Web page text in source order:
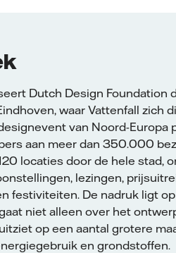
Dutch Design Foundation
waar Vattenfall zich
van Noord-Europa
aan meer dan 350.000
locaties door de hele stad,
lezingen,
festiviteiten. De nadruk ligt
niet alleen over het
op een aantal grotere
en grondstoffen.